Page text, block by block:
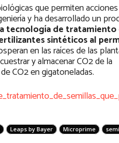
que permiten acciones
y ha desarrollado un
tecnología de tratamiento
sintéticos al
en las raíces de las
y almacenar CO2 de la
CO2 en gigatoneladas.
Leaps by Bayer Microprime